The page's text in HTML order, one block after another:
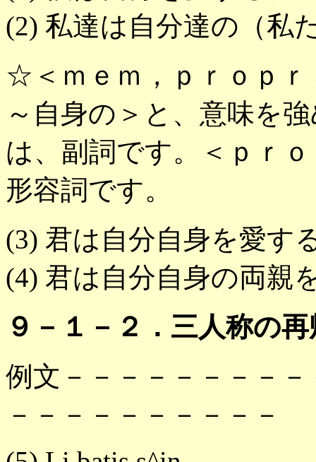
(2) 私達は自分達の（私
☆＜ｍｅｍ，ｐｒｏｐ
～自身の＞と、意味を
は、副詞です。＜ｐｒ
形容詞です。
(3) 君は自分自身を愛す
(4) 君は自分自身の両親
９－１－２．三人称の
例文－－－－－－－－
－－－－－－－－－－